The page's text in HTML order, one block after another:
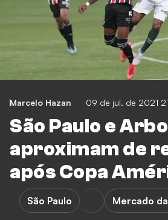
Marcelo Hazan 09 de jul. de 2021
São Paulo e
aproximam de
após Copa
São Paulo Mercado